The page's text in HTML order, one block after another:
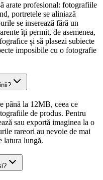
arate profesional: fotografiile
portretele se aliniază
se inserează fără un
îți permit, de asemenea,
și să plasezi subiecte
imposibile cu o fotografie
până la 12MB, ceea ce
de produs. Pentru
sau exportă imaginea la o
rareori au nevoie de mai
latura lungă.